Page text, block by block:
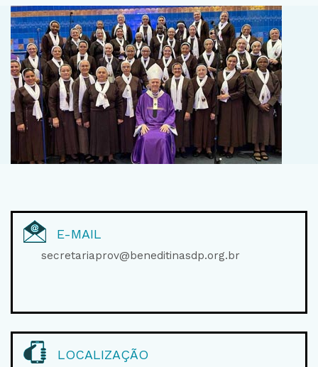
E-MAIL
secretariaprov@beneditinasdp.org.br
LOCALIZAÇÃO